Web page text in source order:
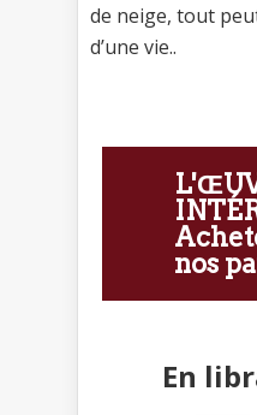
de neige, tout
d’une vie..
nos
En